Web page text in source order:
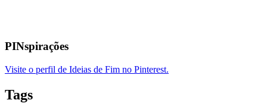
PINspirações
Visite o perfil de Ideias de Fim no Pinterest.
Tags